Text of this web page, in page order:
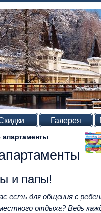
Галерея
и папы!
есть для общения с
отдыха? Ведь